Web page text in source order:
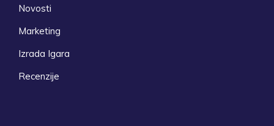
Novosti
Marketing
Izrada Igara
Recenzije